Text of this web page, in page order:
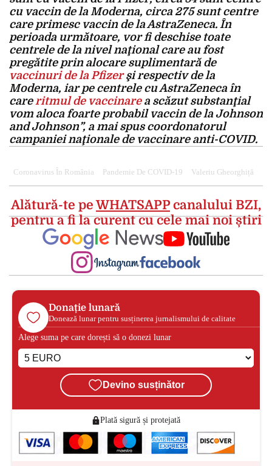
cu vaccin de la Moderna, circa 275 sunt centre
care primesc vaccin de la AstraZeneca. În
perioada următoare, vor fi deschise toate
centrele de la nivel naţional care au fost
pregătite prin alocare suplimentară de
vaccinuri de la Pfizerşi respectiv de la
Moderna, iar pe centrele cu AstraZeneca în
careritmul de vaccinarea scăzut substanţial
vom aloca foarte probabil vaccin de la Johnson
and Johnson”, a mai spus coordonatorul
campaniei naţionale de vaccinare anti-COVID.
Coronavirus În România Pandemie De COVID-19 Valeriu Gheorghiță
Alătură-te peWHATSAPPcanalului BZI,
pentru a fi la curent cu cele mai noi știri
Donație lunară
Donează lunar pentru susținerea jurnalismului de calitate
Alege suma pe care dorești să o donezi lunar
Devino susținător
Plată sigură și protejată